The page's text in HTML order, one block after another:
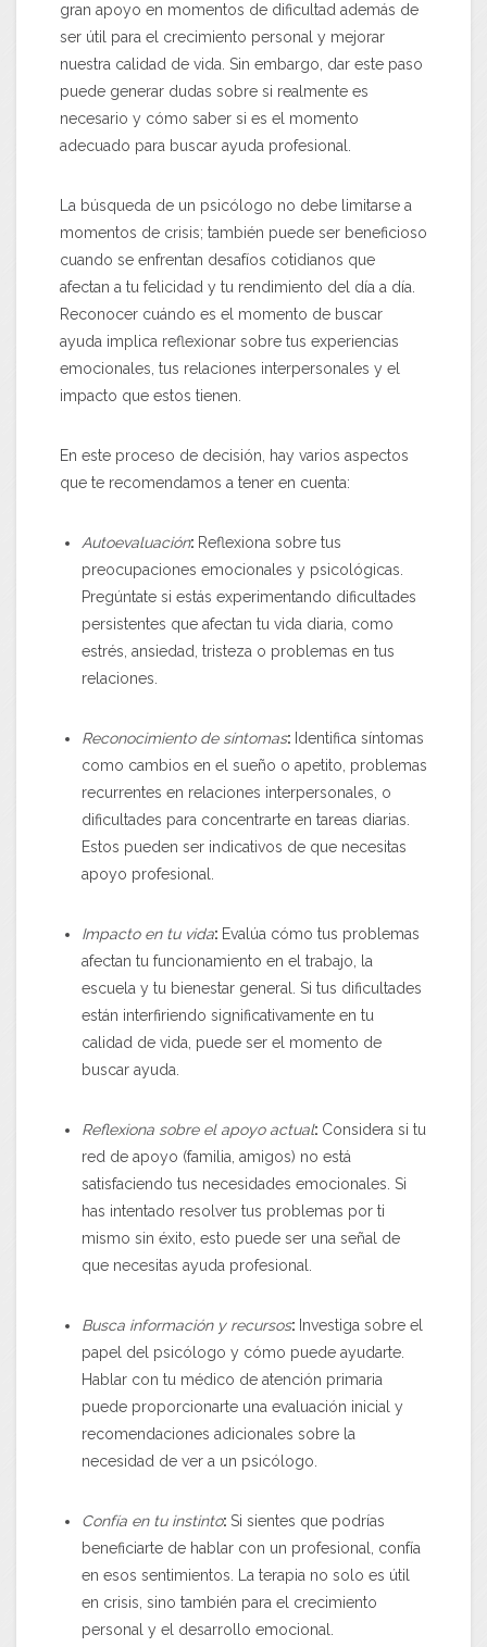
gran apoyo en momentos de dificultad además de
ser útil para el crecimiento personal y mejorar
nuestra calidad de vida. Sin embargo, dar este paso
puede generar dudas sobre si realmente es
necesario y cómo saber si es el momento
adecuado para buscar ayuda profesional.
La búsqueda de un psicólogo no debe limitarse a
momentos de crisis; también puede ser beneficioso
cuando se enfrentan desafíos cotidianos que
afectan a tu felicidad y tu rendimiento del día a día.
Reconocer cuándo es el momento de buscar
ayuda implica reflexionar sobre tus experiencias
emocionales, tus relaciones interpersonales y el
impacto que estos tienen.
En este proceso de decisión, hay varios aspectos
que te recomendamos a tener en cuenta:
Autoevaluación: Reflexiona sobre tus
preocupaciones emocionales y psicológicas.
Pregúntate si estás experimentando dificultades
persistentes que afectan tu vida diaria, como
estrés, ansiedad, tristeza o problemas en tus
relaciones.
Reconocimiento de síntomas: Identifica síntomas
como cambios en el sueño o apetito, problemas
recurrentes en relaciones interpersonales, o
dificultades para concentrarte en tareas diarias.
Estos pueden ser indicativos de que necesitas
apoyo profesional.
Impacto en tu vida: Evalúa cómo tus problemas
afectan tu funcionamiento en el trabajo, la
escuela y tu bienestar general. Si tus dificultades
están interfiriendo significativamente en tu
calidad de vida, puede ser el momento de
buscar ayuda.
Reflexiona sobre el apoyo actual: Considera si tu
red de apoyo (familia, amigos) no está
satisfaciendo tus necesidades emocionales. Si
has intentado resolver tus problemas por ti
mismo sin éxito, esto puede ser una señal de
que necesitas ayuda profesional.
Busca información y recursos: Investiga sobre el
papel del psicólogo y cómo puede ayudarte.
Hablar con tu médico de atención primaria
puede proporcionarte una evaluación inicial y
recomendaciones adicionales sobre la
necesidad de ver a un psicólogo.
Confía en tu instinto: Si sientes que podrías
beneficiarte de hablar con un profesional, confía
en esos sentimientos. La terapia no solo es útil
en crisis, sino también para el crecimiento
personal y el desarrollo emocional.